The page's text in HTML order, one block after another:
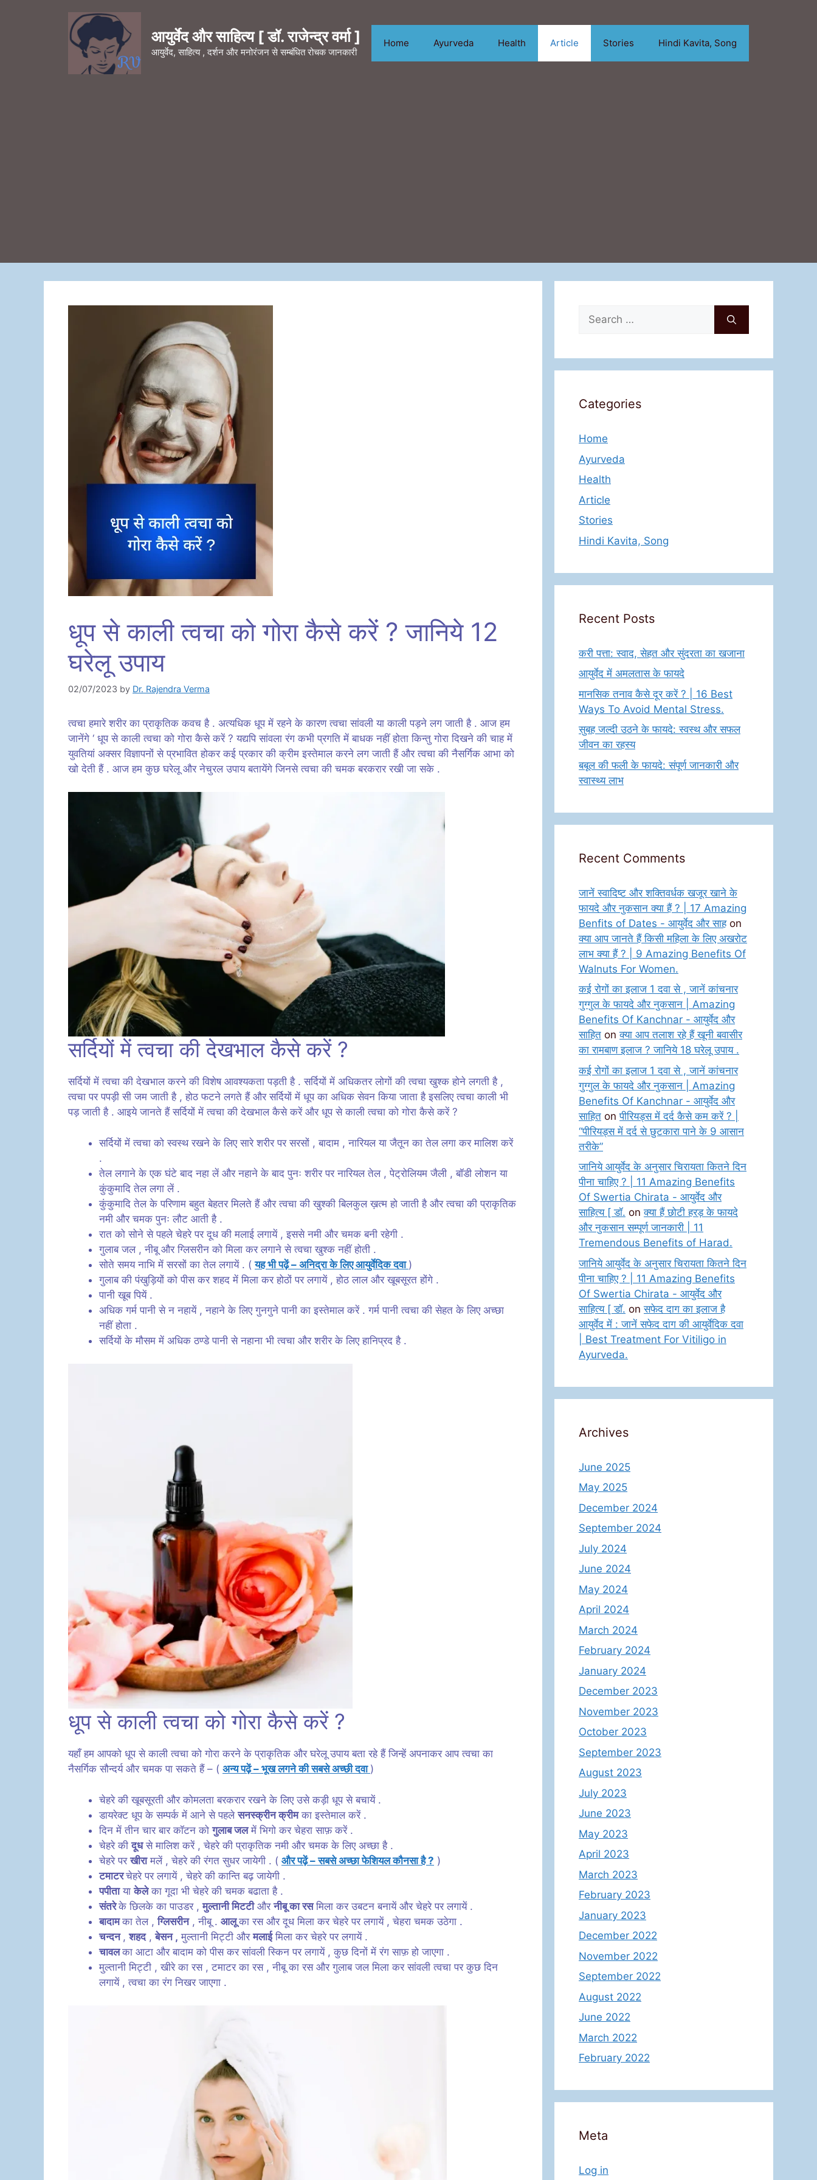
आयुर्वेद और साहित्य [ डॉ. राजेन्द्र वर्मा ]
आयुर्वेद, साहित्य , दर्शन और मनोरंजन से सम्बंधित रोचक जानकारी
Home Ayurveda Health Article Stories Hindi Kavita, Song
धूप से काली त्वचा को गोरा कैसे करें ? जानिये 12
घरेलू उपाय
02/07/2023 by Dr. Rajendra Verma
त्वचा हमारे शरीर का प्राकृतिक कवच है . अत्यधिक धूप में रहने के कारण त्वचा सांवली या काली पड़ने लग जाती है . आज हम
जानेंगे ‘ धूप से काली त्वचा को गोरा कैसे करें ? यद्यपि सांवला रंग कभी प्रगति में बाधक नहीं होता किन्तु गोरा दिखने की चाह में
युवतियां अक्सर विज्ञापनों से प्रभावित होकर कई प्रकार की क्रीम इस्तेमाल करने लग जाती हैं और त्वचा की नैसर्गिक आभा को
खो देती हैं . आज हम कुछ घरेलू और नेचुरल उपाय बतायेंगे जिनसे त्वचा की चमक बरकरार रखी जा सके .
सर्दियों में त्वचा की देखभाल कैसे करें ?
सर्दियों में त्वचा की देखभाल करने की विशेष आवश्यकता पड़ती है . सर्दियों में अधिकतर लोगों की त्वचा खुश्क होने लगती है ,
त्वचा पर पपड़ी सी जम जाती है , होठ फटने लगते हैं और सर्दियों में धूप का अधिक सेवन किया जाता है इसलिए त्वचा काली भी
पड़ जाती है . आइये जानते हैं सर्दियों में त्वचा की देखभाल कैसे करें और धूप से काली त्वचा को गोरा कैसे करें ?
सर्दियों में त्वचा को स्वस्थ रखने के लिए सारे शरीर पर सरसों , बादाम , नारियल या जैतून का तेल लगा कर मालिश करें
.
तेल लगाने के एक घंटे बाद नहा लें और नहाने के बाद पुनः शरीर पर नारियल तेल , पेट्रोलियम जैली , बॉडी लोशन या
कुंकुमादि तेल लगा लें .
कुंकुमादि तेल के परिणाम बहुत बेहतर मिलते हैं और त्वचा की खुश्की बिलकुल ख़त्म हो जाती है और त्वचा की प्राकृतिक
नमी और चमक पुनः लौट आती है .
रात को सोने से पहले चेहरे पर दूध की मलाई लगायें , इससे नमी और चमक बनी रहेगी .
गुलाब जल , नीबू और ग्लिसरीन को मिला कर लगाने से त्वचा खुश्क नहीं होती .
सोते समय नाभि में सरसों का तेल लगायें . (यह भी पढ़ें – अनिद्रा के लिए आयुर्वेदिक दवा )
गुलाब की पंखुड़ियों को पीस कर शहद में मिला कर होठों पर लगायें , होठ लाल और खूबसूरत होंगे .
पानी खूब पियें .
अधिक गर्म पानी से न नहायें , नहाने के लिए गुनगुने पानी का इस्तेमाल करें . गर्म पानी त्वचा की सेहत के लिए अच्छा
नहीं होता .
सर्दियों के मौसम में अधिक ठण्डे पानी से नहाना भी त्वचा और शरीर के लिए हानिप्रद है .
धूप से काली त्वचा को गोरा कैसे करें ?
यहाँ हम आपको धूप से काली त्वचा को गोरा करने के प्राकृतिक और घरेलू उपाय बता रहे हैं जिन्हें अपनाकर आप त्वचा का
नैसर्गिक सौन्दर्य और चमक पा सकते हैं – ( अन्य पढ़ें – भूख लगने की सबसे अच्छी दवा )
चेहरे की खूबसूरती और कोमलता बरकरार रखने के लिए उसे कड़ी धूप से बचायें .
डायरेक्ट धूप के सम्पर्क में आने से पहलेसनस्क्रीन क्रीमका इस्तेमाल करें .
दिन में तीन चार बार कॉटन कोगुलाब जलमें भिगो कर चेहरा साफ़ करें .
चेहरे कीदूधसे मालिश करें , चेहरे की प्राकृतिक नमी और चमक के लिए अच्छा है .
चेहरे परखीरामलें , चेहरे की रंगत सुधर जायेगी . ( और पढ़ें – सबसे अच्छा फेशियल कौनसा है ? )
टमाटरचेहरे पर लगायें , चेहरे की कान्ति बढ़ जायेगी .
पपीतायाकेलेका गूदा भी चेहरे की चमक बढाता है .
संतरेके छिलके का पाउडर ,मुल्तानी मिटटीऔरनीबू का रसमिला कर उबटन बनायें और चेहरे पर लगायें .
बादामका तेल ,ग्लिसरीन, नीबू . आलूका रस और दूध मिला कर चेहरे पर लगायें , चेहरा चमक उठेगा .
चन्दन ,शहद,बेसन , मुल्तानी मिट्टी औरमलाईमिला कर चेहरे पर लगायें .
चावलका आटा और बादाम को पीस कर सांवली स्किन पर लगायें , कुछ दिनों में रंग साफ़ हो जाएगा .
मुल्तानी मिट्टी , खीरे का रस , टमाटर का रस , नीबू का रस और गुलाब जल मिला कर सांवली त्वचा पर कुछ दिन
लगायें , त्वचा का रंग निखर जाएगा .
Search
for:
Categories
Home
Ayurveda
Health
Article
Stories
Hindi Kavita, Song
Recent Posts
करी पत्ता: स्वाद, सेहत और सुंदरता का खजाना
आयुर्वेद में अमलतास के फायदे
मानसिक तनाव कैसे दूर करें ? | 16 Best
Ways To Avoid Mental Stress.
सुबह जल्दी उठने के फायदे: स्वस्थ और सफल
जीवन का रहस्य
बबूल की फली के फायदे: संपूर्ण जानकारी और
स्वास्थ्य लाभ
Recent Comments
जानें स्वादिष्ट और शक्तिवर्धक खजूर खाने के
फायदे और नुकसान क्या हैं ? | 17 Amazing
Benfits of Dates - आयुर्वेद और साहon
क्या आप जानते हैं किसी महिला के लिए अखरोट
लाभ क्या हैं ? | 9 Amazing Benefits Of
Walnuts For Women.
कई रोगों का इलाज 1 दवा से , जानें कांचनार
गुग्गुल के फायदे और नुकसान | Amazing
Benefits Of Kanchnar - आयुर्वेद और
साहित onक्या आप तलाश रहे हैं खूनी बवासीर
का रामबाण इलाज ? जानिये 18 घरेलू उपाय .
कई रोगों का इलाज 1 दवा से , जानें कांचनार
गुग्गुल के फायदे और नुकसान | Amazing
Benefits Of Kanchnar - आयुर्वेद और
साहित onपीरियड्स में दर्द कैसे कम करें ? |
“पीरियड्स में दर्द से छुटकारा पाने के 9 आसान
तरीके”
जानिये आयुर्वेद के अनुसार चिरायता कितने दिन
पीना चाहिए ? | 11 Amazing Benefits
Of Swertia Chirata - आयुर्वेद और
साहित्य [ डॉ. onक्या हैं छोटी हरड़ के फायदे
और नुकसान सम्पूर्ण जानकारी | 11
Tremendous Benefits of Harad.
जानिये आयुर्वेद के अनुसार चिरायता कितने दिन
पीना चाहिए ? | 11 Amazing Benefits
Of Swertia Chirata - आयुर्वेद और
साहित्य [ डॉ. onसफेद दाग का इलाज है
आयुर्वेद में : जानें सफेद दाग की आयुर्वेदिक दवा
| Best Treatment For Vitiligo in
Ayurveda.
Archives
June 2025
May 2025
December 2024
September 2024
July 2024
June 2024
May 2024
April 2024
March 2024
February 2024
January 2024
December 2023
November 2023
October 2023
September 2023
August 2023
July 2023
June 2023
May 2023
April 2023
March 2023
February 2023
January 2023
December 2022
November 2022
September 2022
August 2022
June 2022
March 2022
February 2022
Meta
Log in